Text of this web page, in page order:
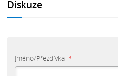
Diskuze
Jméno/Přezdívka *